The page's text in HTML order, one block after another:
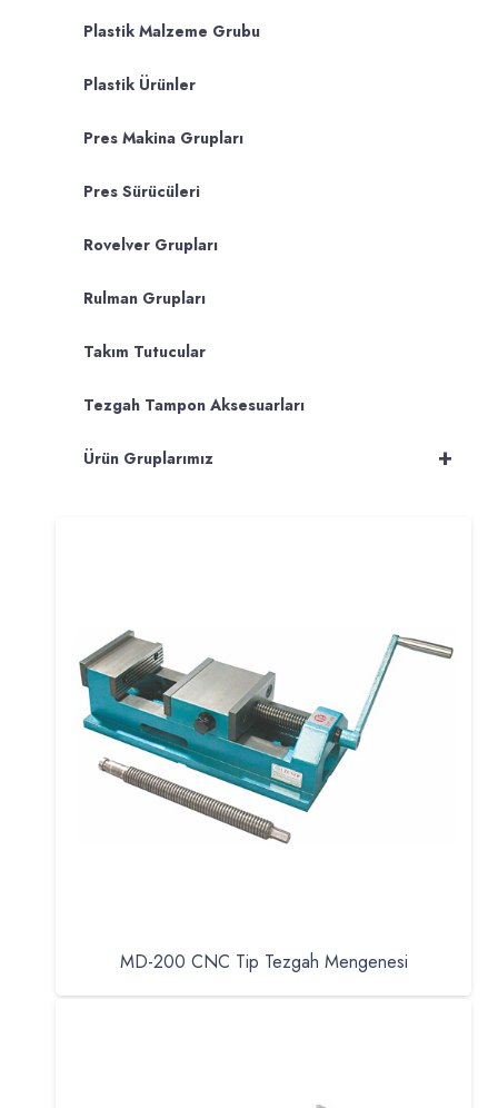
Plastik Malzeme Grubu
Plastik Ürünler
Pres Makina Grupları
Pres Sürücüleri
Rovelver Grupları
Rulman Grupları
Takım Tutucular
Tezgah Tampon Aksesuarları
+
Ürün Gruplarımız
MD-200 CNC Tip Tezgah Mengenesi